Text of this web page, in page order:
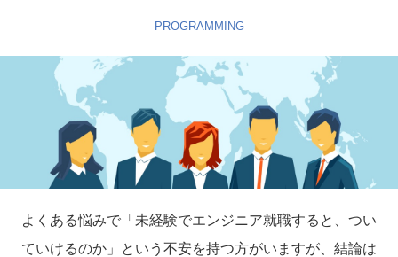
PROGRAMMING
よくある悩みで「未経験でエンジニア就職すると、つい
ていけるのか」という不安を持つ方がいますが、結論は